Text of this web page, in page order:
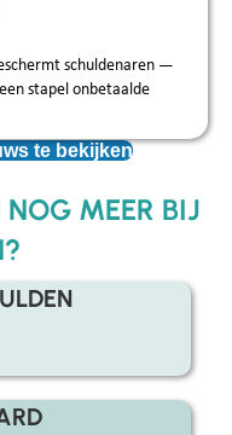
schuldenaren —
stapel onbetaalde
te bekijken
MEER BIJ